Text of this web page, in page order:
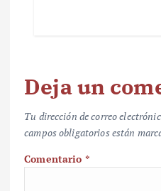
Deja un
Tu dirección de correo
campos obligatorios están
Comentario *